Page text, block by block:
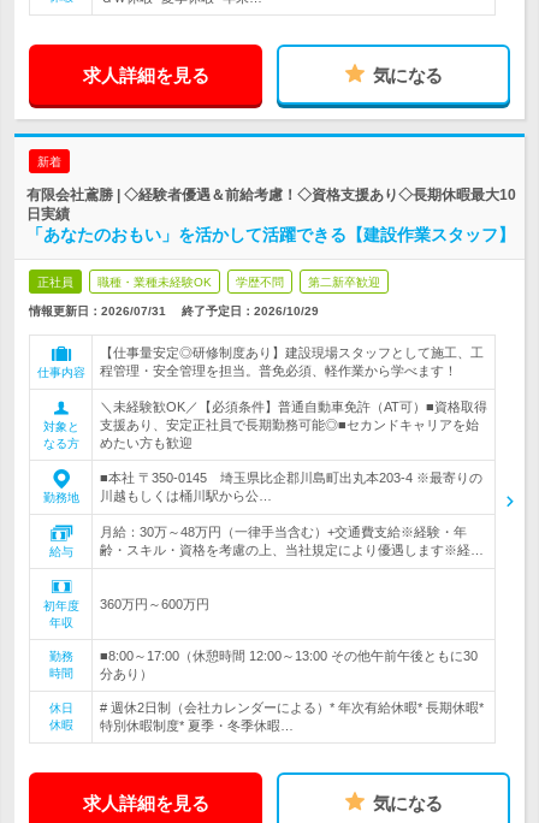
求人詳細を見る 気になる
新着
有限会社鳶勝 | ◇経験者優遇＆前給考慮！◇資格支援あり◇長期休暇最大10
日実績
「あなたのおもい」を活かして活躍できる【建設作業スタッフ】
正社員 職種・業種未経験OK 学歴不問 第二新卒歓迎
情報更新日：2026/07/31 終了予定日： 2026/10/29
仕事内容
【仕事量安定◎研修制度あり】建設現場スタッフとして施工、工
程管理・安全管理を担当。普免必須、軽作業から学べます！
対象と
なる方
＼未経験歓OK／【必須条件】普通自動車免許（AT可）■資格取得
支援あり、安定正社員で長期勤務可能◎■セカンドキャリアを始
めたい方も歓迎
勤務地
■本社 〒350-0145 埼玉県比企郡川島町出丸本203-4 ※最寄りの
川越もしくは桶川駅から公…
給与
月給：30万～48万円（一律手当含む）+交通費支給※経験・年
齢・スキル・資格を考慮の上、当社規定により優遇します※経…
初年度
年収
360万円～600万円
勤務
時間
■8:00～17:00（休憩時間 12:00～13:00 その他午前午後ともに30
分あり）
休日
休暇
# 週休2日制（会社カレンダーによる）* 年次有給休暇* 長期休暇*
特別休暇制度* 夏季・冬季休暇…
求人詳細を見る 気になる